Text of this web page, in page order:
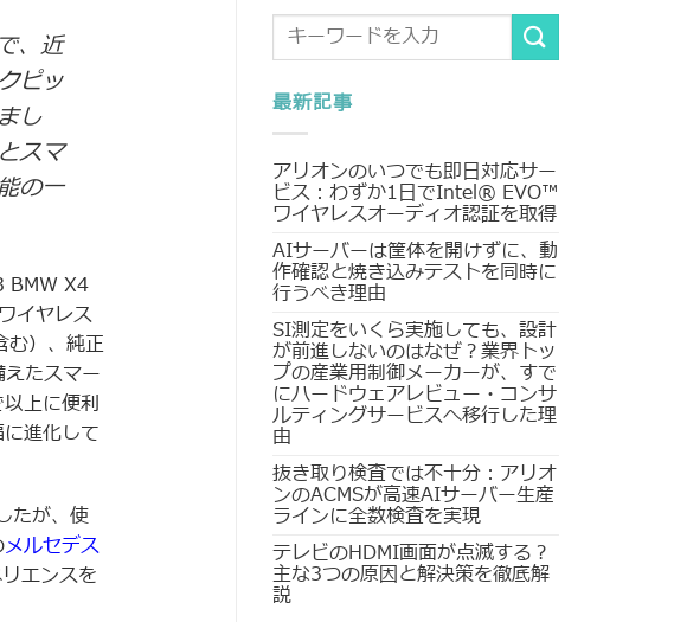
、近
ピッ
し
スマ
の一
BMW X4
イヤレス
む）、純正
たスマー
上に便利
進化して
たが、使
メルセデス
エンスを
最新記事
アリオンのいつでも即日対応サー
ビス：わずか1日でIntel® EVO™
ワイヤレスオーディオ認証を取得
AIサーバーは筐体を開けずに、動
作確認と焼き込みテストを同時に
行うべき理由
SI測定をいくら実施しても、設計
が前進しないのはなぜ？業界トッ
プの産業用制御メーカーが、すで
にハードウェアレビュー・コンサ
ルティングサービスへ移行した理
由
抜き取り検査では不十分：アリオ
ンのACMSが高速AIサーバー生産
ラインに全数検査を実現
テレビのHDMI画面が点滅する？
主な3つの原因と解決策を徹底解
説